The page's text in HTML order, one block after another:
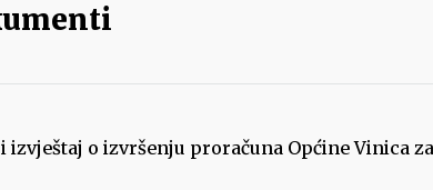
izvještaj o izvršenju proračuna Općine Vinica